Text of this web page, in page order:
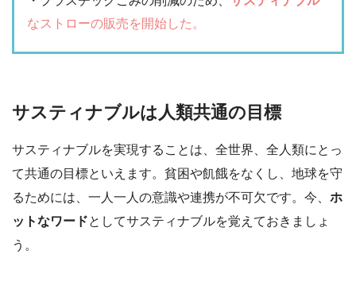
なストローの販売を開始した。
サスティナブルは人類共通の目標
サスティナブルを実現することは、全世界、全人類にとっ
て共通の目標といえます。貧困や飢餓をなくし、地球を守
るためには、一人一人の意識や連携が不可欠です。今、 ホ
ットなワードとしてサスティナブルを覚えておきましょ
う。